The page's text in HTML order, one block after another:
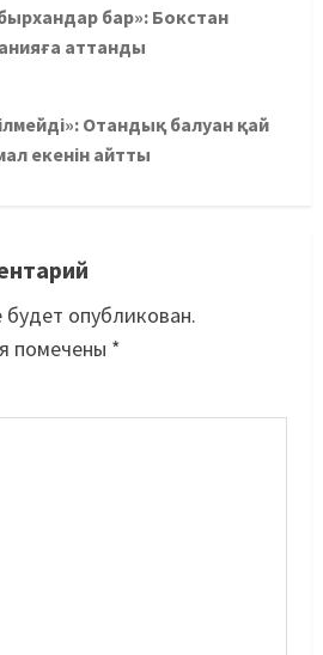
бар»: Бокстан
аттанды
Отандық балуан қай
екенін айтты
опубликован.
помечены *